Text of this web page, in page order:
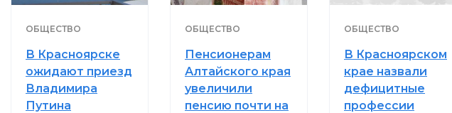
ОБЩЕСТВО
В Красноярске
ожидают приезд
Владимира
Путина
ОБЩЕСТВО
Пенсионерам
Алтайского края
увеличили
пенсию почти на
ОБЩЕСТВО
В Красноярском
крае назвали
дефицитные
профессии